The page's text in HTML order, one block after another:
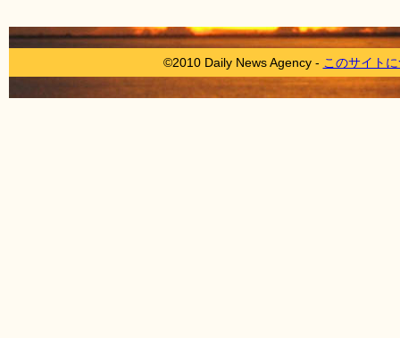
©2010 Daily News Agency - このサイト